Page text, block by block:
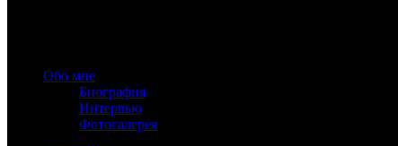
Обо мне
Биография
Интервью
Фотогалерея